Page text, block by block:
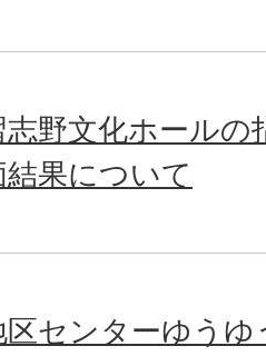
野文化ホールの
果について
センターゆう